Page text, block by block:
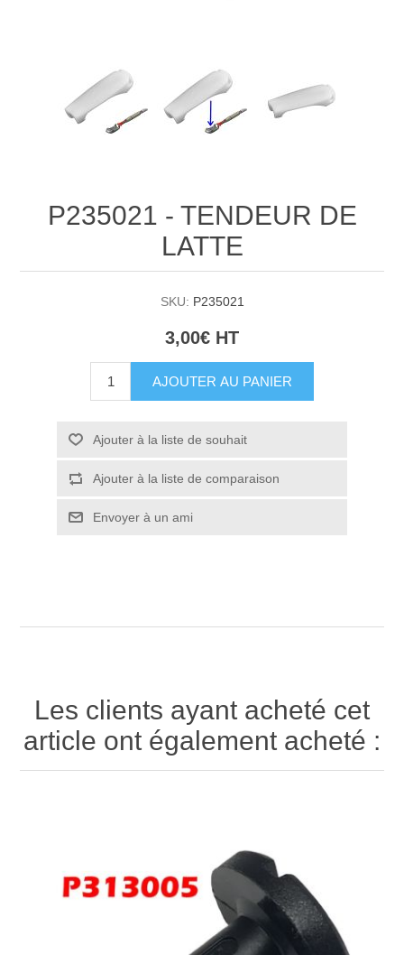
P235021 - TENDEUR DE
LATTE
SKU: P235021
3,00€ HT
AJOUTER AU PANIER
Ajouter à la liste de souhait
Ajouter à la liste de comparaison
Envoyer à un ami
Les clients ayant acheté cet
article ont également acheté :